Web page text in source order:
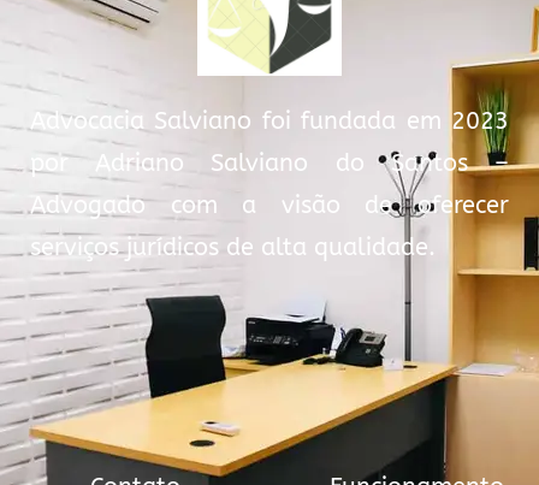
Advocacia Salviano foi fundada em 2023
por Adriano Salviano do Santos –
Advogado com a visão de oferecer
serviços jurídicos de alta qualidade.